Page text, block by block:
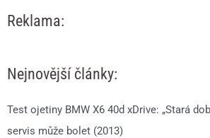
Reklama:
Nejnovější články:
Test ojetiny BMW X6 40d xDrive: „Stará
servis může bolet (2013)